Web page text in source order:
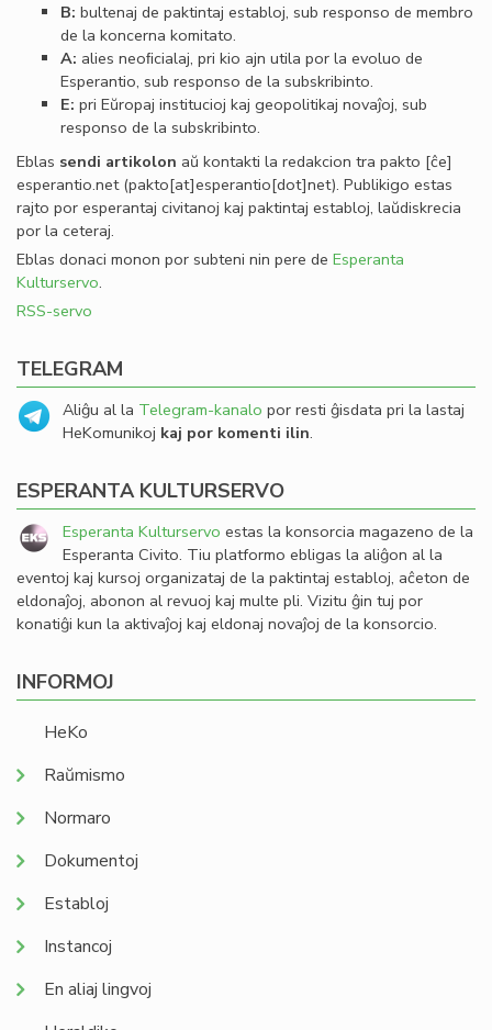
B: bultenaj de paktintaj establoj, sub responso de membro
de la koncerna komitato.
A: alies neoﬁcialaj, pri kio ajn utila por la evoluo de
Esperantio, sub responso de la subskribinto.
E: pri Eŭropaj institucioj kaj geopolitikaj novaĵoj, sub
responso de la subskribinto.
Eblas sendi artikolon aŭ kontakti la redakcion tra pakto [ĉe]
esperantio.net(pakto[at]esperantio[dot]net). Publikigo estas
rajto por esperantaj civitanoj kaj paktintaj establoj, laŭdiskrecia
por la ceteraj.
Eblas donaci monon por subteni nin pere de Esperanta
Kulturservo.
RSS-servo
TELEGRAM
Aliĝu al la Telegram-kanalo por resti ĝisdata pri la lastaj
HeKomunikoj kaj por komenti ilin.
ESPERANTA KULTURSERVO
Esperanta Kulturservo estas la konsorcia magazeno de la
Esperanta Civito. Tiu platformo ebligas la aliĝon al la
eventoj kaj kursoj organizataj de la paktintaj establoj, aĉeton de
eldonaĵoj, abonon al revuoj kaj multe pli. Vizitu ĝin tuj por
konatiĝi kun la aktivaĵoj kaj eldonaj novaĵoj de la konsorcio.
INFORMOJ
HeKo
Raŭmismo
Normaro
Dokumentoj
Establoj
Instancoj
En aliaj lingvoj